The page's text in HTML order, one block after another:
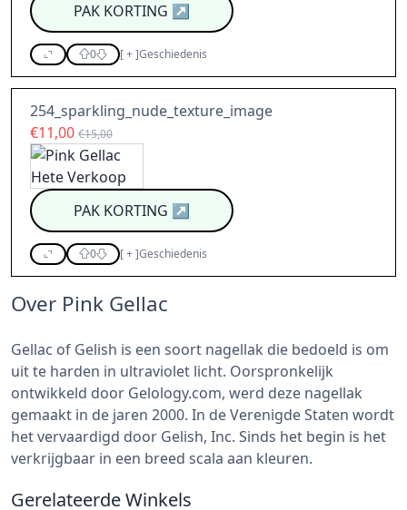
PAK KORTING ↗
0 [+]Geschiedenis
254_sparkling_nude_texture_image
€11,00 €15,00
PAK KORTING ↗
0 [+]Geschiedenis
Over Pink Gellac
Gellac of Gelish is een soort nagellak die bedoeld is om
uit te harden in ultraviolet licht. Oorspronkelijk
ontwikkeld door Gelology.com, werd deze nagellak
gemaakt in de jaren 2000. In de Verenigde Staten wordt
het vervaardigd door Gelish, Inc. Sinds het begin is het
verkrijgbaar in een breed scala aan kleuren.
Gerelateerde Winkels